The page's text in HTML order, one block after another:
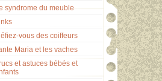
syndrome du meuble
vous des coiffeurs
Maria et les vaches
et astuces bébés et